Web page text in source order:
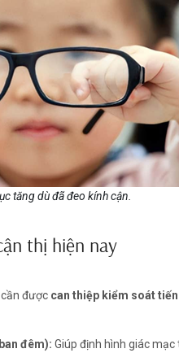
tăng dù đã đeo kính cận.
thị hiện nay
được can thiệp kiểm soát
đêm): Giúp định hình giác